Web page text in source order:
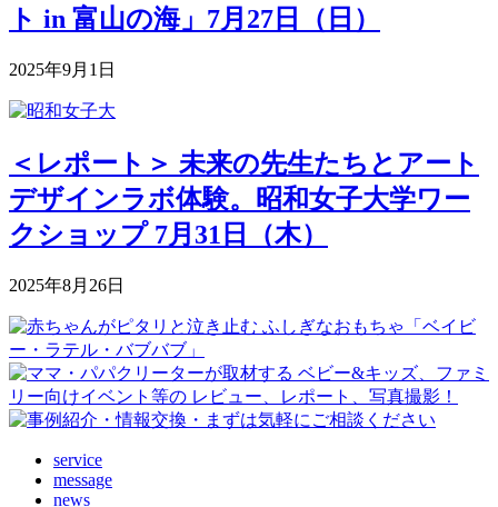
ト in 富山の海」7月27日（日）
2025年9月1日
＜レポート＞ 未来の先生たちとアート
デザインラボ体験。昭和女子大学ワー
クショップ 7月31日（木）
2025年8月26日
service
message
news